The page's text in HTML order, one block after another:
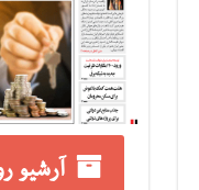
آرشیو